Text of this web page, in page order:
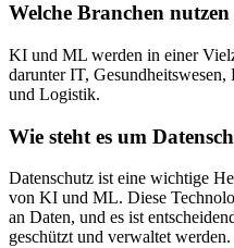
Welche Branchen
KI und ML werden in einer
darunter IT,
und Logistik.
Wie steht es um
Datenschutz ist eine wichtige
von KI und ML. Diese
an Daten, und es ist
geschützt und verwaltet werden.